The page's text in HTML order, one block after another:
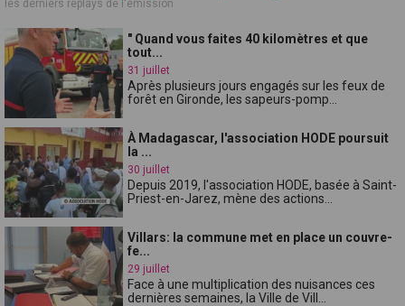
les derniers replays de l'émission
" Quand vous faites 40 kilomètres et que
tout...
31 juillet
Après plusieurs jours engagés sur les feux de
forêt en Gironde, les sapeurs-pomp...
À Madagascar, l'association HODE poursuit
la ...
30 juillet
Depuis 2019, l'association HODE, basée à Saint-
Priest-en-Jarez, mène des actions...
Villars: la commune met en place un couvre-
fe...
29 juillet
Face à une multiplication des nuisances ces
dernières semaines, la Ville de Vill...